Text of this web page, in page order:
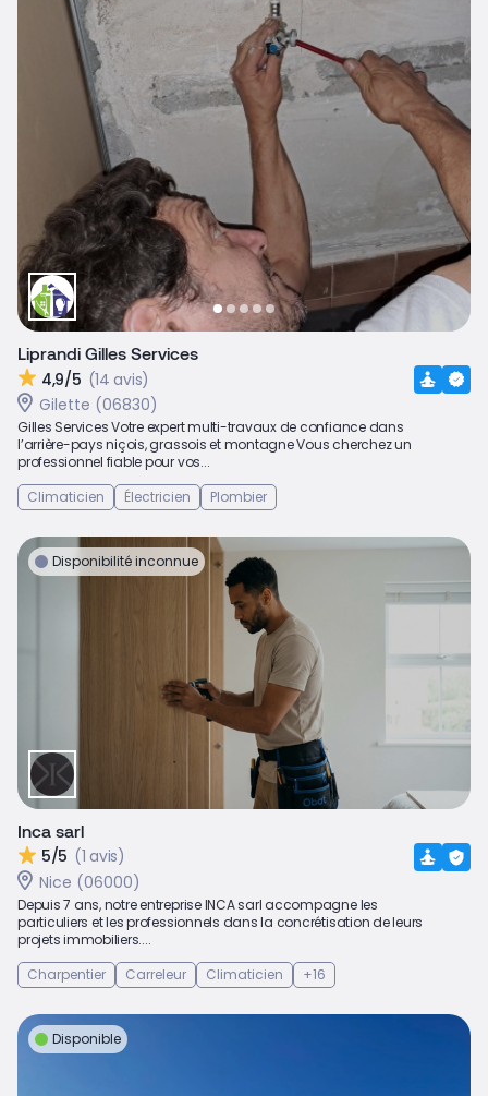
Liprandi Gilles Services
4,9/5 (14 avis)
Gilette (06830)
Gilles Services Votre expert multi-travaux de confiance dans
l’arrière-pays niçois, grassois et montagne Vous cherchez un
professionnel fiable pour vos...
Climaticien
Électricien Plombier
Disponibilité inconnue
Inca sarl
5/5 (1 avis)
Nice (06000)
Depuis 7 ans, notre entreprise INCA sarl accompagne les
particuliers et les professionnels dans la concrétisation de leurs
projets immobiliers....
Charpentier
Carreleur Climaticien +16
Disponible